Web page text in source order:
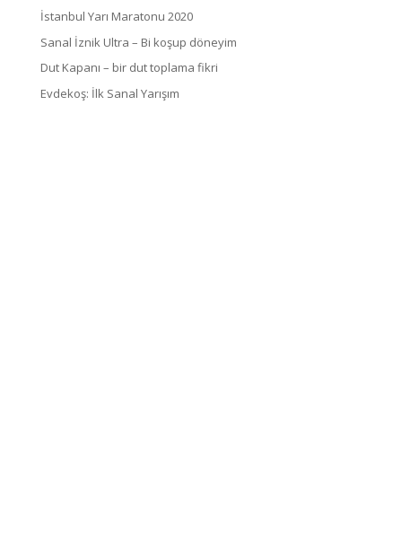
İstanbul Yarı Maratonu 2020
Sanal İznik Ultra – Bi koşup döneyim
Dut Kapanı – bir dut toplama fikri
Evdekoş: İlk Sanal Yarışım